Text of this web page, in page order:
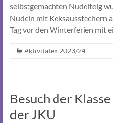
selbstgemachten Nudelteig
Nudeln mit Keksausstechern
Tag vor den Winterferien mit
Aktivitäten 2023/24
Besuch der
der JKU